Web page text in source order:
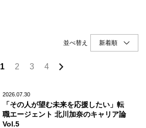
会員登録
並べ替え
1 2 3 4
2026.07.30
「その人が望む未来を応援したい」転
職エージェント 北川加奈のキャリア論
Vol.5